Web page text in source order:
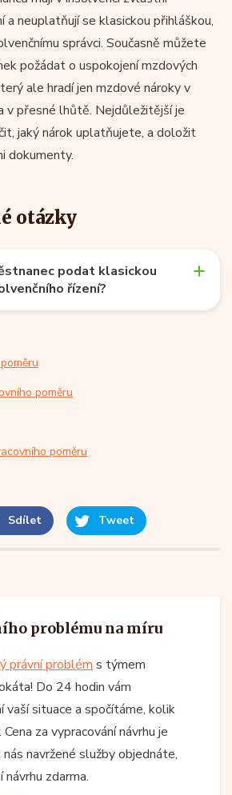
neuplatňují se klasickou přihláškou,
správci. Současně můžete
požádat o uspokojení mzdových
ale hradí jen mzdové nároky v
v přesné lhůtě. Nejdůležitější je
jaký nárok uplatňujete, a doložit
dokumenty.
otázky
podat klasickou
řízení?
poměru
poměru
Sdílet Tweet
problému na míru
právní problém s týmem
Do 24 hodin vám
vaší situace a spočítáme, kolik
za vypracování návrhu je
navržené služby objednáte,
zdarma.